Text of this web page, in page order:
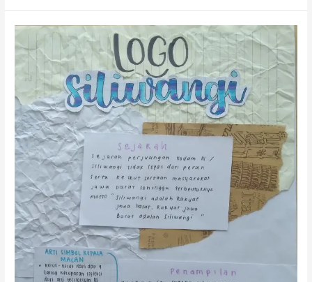
FunFact:
Logo
Siliwangi
Museum
Mandala
Wangsit
Siliwangi